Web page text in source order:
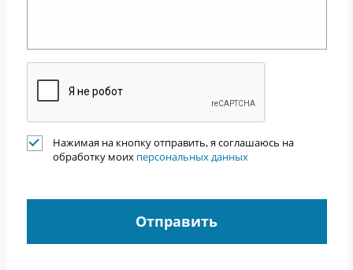
Нажимая на кнопку отправить, я соглашаюсь на
обработку моих персональных данных
Отправить